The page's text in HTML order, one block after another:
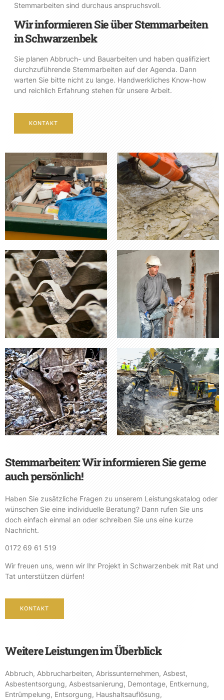
Stemmarbeiten: Wir informieren Sie gerne
auch persönlich!
Haben Sie zusätzliche Fragen zu unserem Leistungskatalog oder
wünschen Sie eine individuelle Beratung? Dann rufen Sie uns
doch einfach einmal an oder schreiben Sie uns eine kurze
Nachricht.
0172 69 61 519
Wir freuen uns, wenn wir Ihr Projekt in Schwarzenbek mit Rat und
Tat unterstützen dürfen!
KONTAKT
Weitere Leistungen im Überblick
Abbruch, Abbrucharbeiten, Abrissunternehmen, Asbest,
Asbestentsorgung, Asbestsanierung, Demontage, Entkernung,
Entrümpelung, Entsorgung, Haushaltsauflösung,
Stemmarbeiten sind durchaus anspruchsvoll.
Wir informieren Sie über Stemmarbeiten
in Schwarzenbek
Sie planen Abbruch- und Bauarbeiten und haben qualifiziert
durchzuführende Stemmarbeiten auf der Agenda. Dann
warten Sie bitte nicht zu lange. Handwerkliches Know-how
und reichlich Erfahrung stehen für unsere Arbeit.
KONTAKT